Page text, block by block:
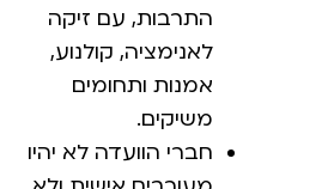
התרבות, עם זיקה
לאנימציה, קולנוע,
אמנות ותחומים
משיקים.
חברי הוועדה לא יהיו